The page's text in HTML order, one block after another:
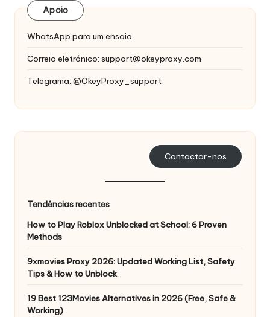
Apoio
WhatsApp para um ensaio
Correio eletrónico: support@okeyproxy.com
Telegrama: @OkeyProxy_support
Contactar-nos
Tendências recentes
How to Play Roblox Unblocked at School: 6 Proven
Methods
9xmovies Proxy 2026: Updated Working List, Safety
Tips & How to Unblock
19 Best 123Movies Alternatives in 2026 (Free, Safe &
Working)